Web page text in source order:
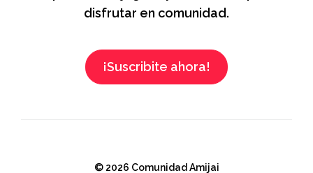
disfrutar en comunidad.
¡Suscribite ahora!
© 2026 Comunidad Amijai